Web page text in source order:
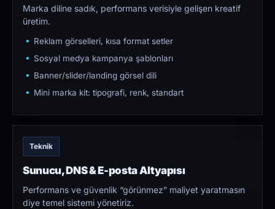
Marka diline sadık, performans verisiyle gelişen kreatif
üretim.
Reklam görselleri, kısa format setler
Sosyal medya kampanya şablonları
Banner/slider/landing görsel dili
Mini marka kit: tipografi, renk, standart
Teknik
Sunucu, DNS & E-posta Altyapısı
Performans ve güvenlik “görünmez” maliyet yaratmasın
diye temel sistemi yönetiriz.